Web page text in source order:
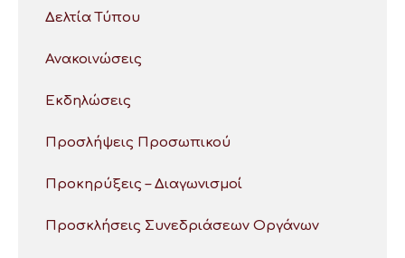
Δελτία Τύπου
Ανακοινώσεις
Εκδηλώσεις
Προσλήψεις Προσωπικού
Προκηρύξεις – Διαγωνισμοί
Προσκλήσεις Συνεδριάσεων Οργάνων